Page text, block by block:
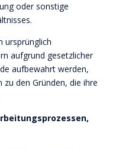
oder sonstige
ursprünglich
aufgrund gesetzlicher
aufbewahrt werden,
den Gründen, die ihre